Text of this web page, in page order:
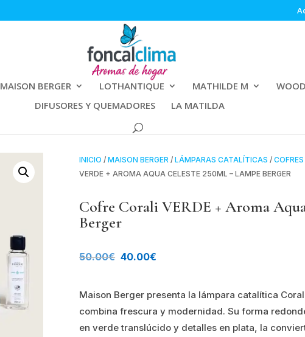
MAISON BERGER LOTHANTIQUE MATHILDE M
DIFUSORES Y QUEMADORES
LA MATILDA
INICIO /MAISON BERGER /LÁMPARAS CATALÍTICAS /
VERDE + AROMA AQUA CELESTE 250ML – LAMPE BERGER
Cofre Corali VERDE + Aroma
Berger
50.00€ El
original
era:
40.00€
actual
es:
Maison Berger presenta la lámpara catalítica
combina frescura y modernidad. Su forma
en verde translúcido y detalles en plata, la